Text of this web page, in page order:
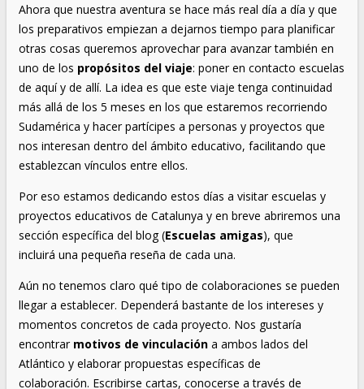
Ahora que nuestra aventura se hace más real día a día y que
los preparativos empiezan a dejarnos tiempo para planificar
otras cosas queremos aprovechar para avanzar también en
uno de los propósitos del viaje: poner en contacto escuelas
de aquí y de allí. La idea es que este viaje tenga continuidad
más allá de los 5 meses en los que estaremos recorriendo
Sudamérica y hacer partícipes a personas y proyectos que
nos interesan dentro del ámbito educativo, facilitando que
establezcan vínculos entre ellos.
Por eso estamos dedicando estos días a visitar escuelas y
proyectos educativos de Catalunya y en breve abriremos una
sección específica del blog (Escuelas amigas), que
incluirá una pequeña reseña de cada una.
Aún no tenemos claro qué tipo de colaboraciones se pueden
llegar a establecer. Dependerá bastante de los intereses y
momentos concretos de cada proyecto. Nos gustaría
encontrar motivos de vinculación a ambos lados del
Atlántico y elaborar propuestas específicas de
colaboración. Escribirse cartas, conocerse a través de